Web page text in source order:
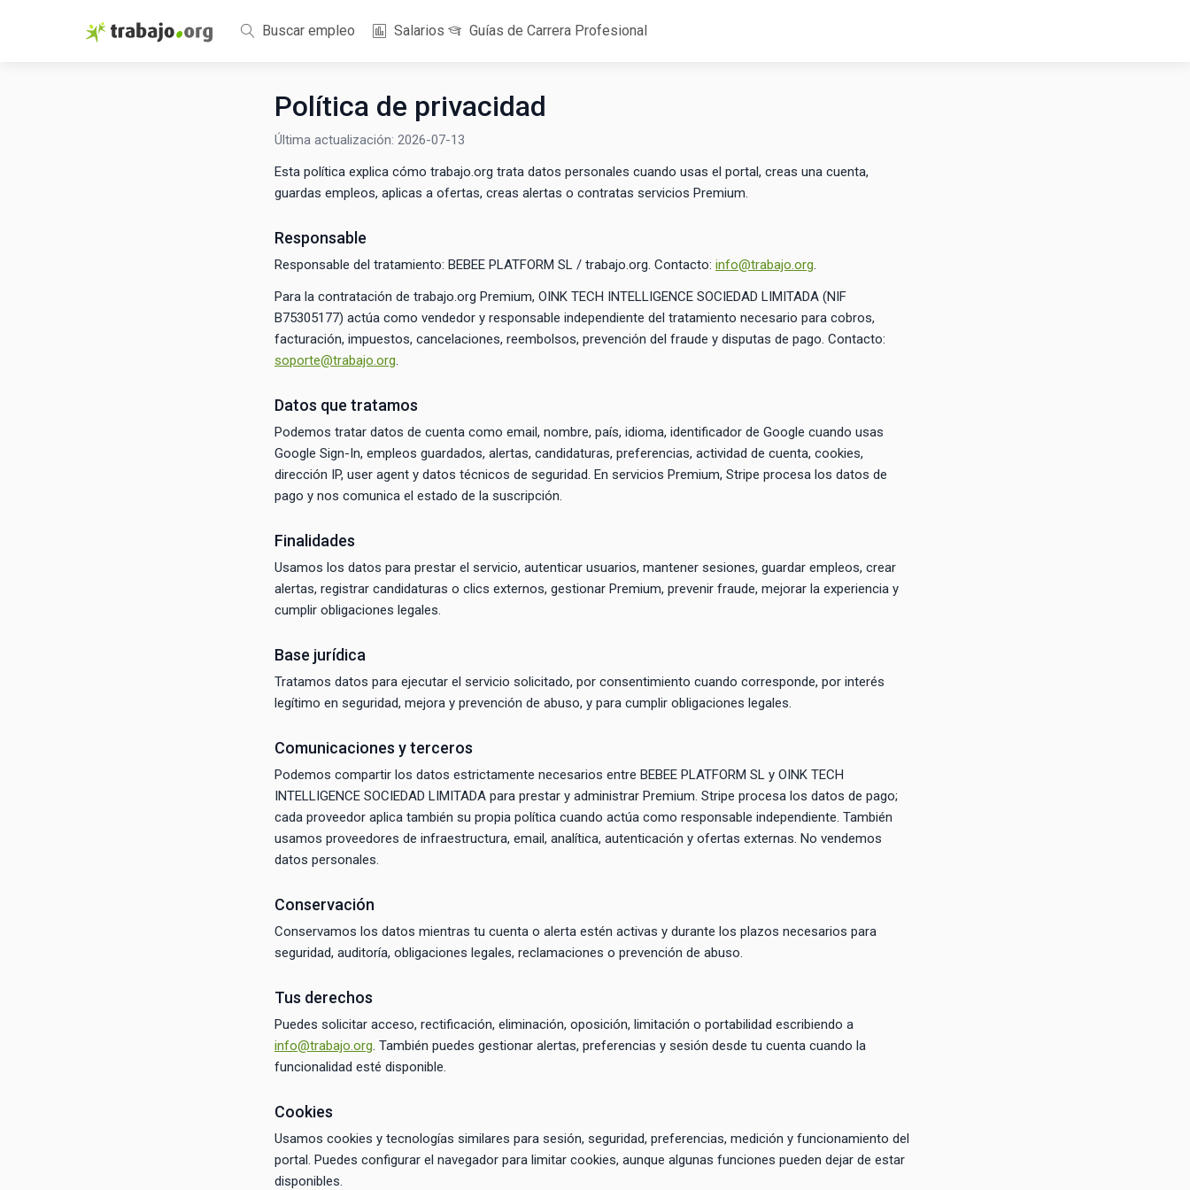
Buscar empleo Salarios Guías de Carrera Profesional
Política de privacidad
Última actualización: 2026-07-13
Esta política explica cómo trabajo.org trata datos personales cuando usas el portal, creas una cuenta,
guardas empleos, aplicas a ofertas, creas alertas o contratas servicios Premium.
Responsable
Responsable del tratamiento: BEBEE PLATFORM SL / trabajo.org. Contacto: info@trabajo.org.
Para la contratación de trabajo.org Premium, OINK TECH INTELLIGENCE SOCIEDAD LIMITADA (NIF
B75305177) actúa como vendedor y responsable independiente del tratamiento necesario para cobros,
facturación, impuestos, cancelaciones, reembolsos, prevención del fraude y disputas de pago. Contacto:
soporte@trabajo.org.
Datos que tratamos
Podemos tratar datos de cuenta como email, nombre, país, idioma, identificador de Google cuando usas
Google Sign-In, empleos guardados, alertas, candidaturas, preferencias, actividad de cuenta, cookies,
dirección IP, user agent y datos técnicos de seguridad. En servicios Premium, Stripe procesa los datos de
pago y nos comunica el estado de la suscripción.
Finalidades
Usamos los datos para prestar el servicio, autenticar usuarios, mantener sesiones, guardar empleos, crear
alertas, registrar candidaturas o clics externos, gestionar Premium, prevenir fraude, mejorar la experiencia y
cumplir obligaciones legales.
Base jurídica
Tratamos datos para ejecutar el servicio solicitado, por consentimiento cuando corresponde, por interés
legítimo en seguridad, mejora y prevención de abuso, y para cumplir obligaciones legales.
Comunicaciones y terceros
Podemos compartir los datos estrictamente necesarios entre BEBEE PLATFORM SL y OINK TECH
INTELLIGENCE SOCIEDAD LIMITADA para prestar y administrar Premium. Stripe procesa los datos de pago;
cada proveedor aplica también su propia política cuando actúa como responsable independiente. También
usamos proveedores de infraestructura, email, analítica, autenticación y ofertas externas. No vendemos
datos personales.
Conservación
Conservamos los datos mientras tu cuenta o alerta estén activas y durante los plazos necesarios para
seguridad, auditoría, obligaciones legales, reclamaciones o prevención de abuso.
Tus derechos
Puedes solicitar acceso, rectificación, eliminación, oposición, limitación o portabilidad escribiendo a
info@trabajo.org. También puedes gestionar alertas, preferencias y sesión desde tu cuenta cuando la
funcionalidad esté disponible.
Cookies
Usamos cookies y tecnologías similares para sesión, seguridad, preferencias, medición y funcionamiento del
portal. Puedes configurar el navegador para limitar cookies, aunque algunas funciones pueden dejar de estar
disponibles.